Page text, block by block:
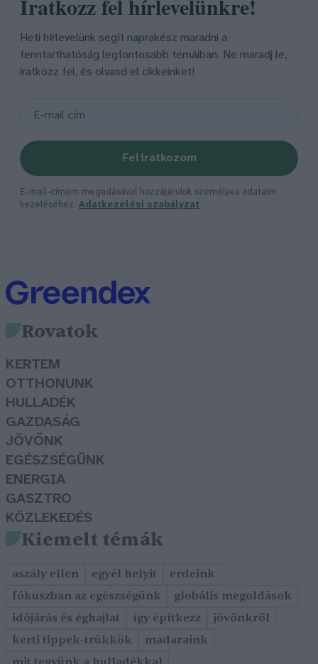
Heti hírlevelünk segít naprakész maradni a
fenntarthatóság legfontosabb témáiban. Ne maradj le,
iratkozz fel, és olvasd el cikkeinket!
Feliratkozom
E-mail-címem megadásával hozzájárulok személyes adataim
kezeléséhez. Adatkezelési szabályzat
Rovatok
KERTEM
OTTHONUNK
HULLADÉK
GAZDASÁG
JÖVŐNK
EGÉSZSÉGÜNK
ENERGIA
GASZTRO
KÖZLEKEDÉS
Kiemelt témák
aszály ellen egyél helyit
erdeink
fókuszban az egészségünk
globális megoldások
időjárás és éghajlat
így építkezz
jövőnkről
kerti tippek-trükkök
madaraink